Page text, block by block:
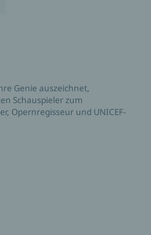
Genie auszeichnet,
Schauspieler zum
Opernregisseur und UNICEF-